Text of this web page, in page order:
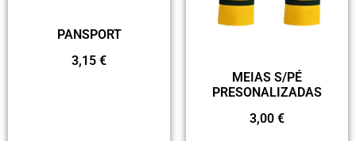
PANSPORT
3,15 €
MEIAS S/PÉ
PRESONALIZADAS
3,00 €